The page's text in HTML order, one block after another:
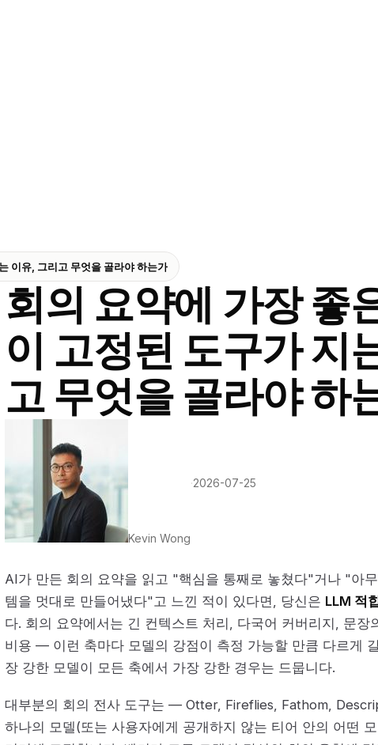
이유, 그리고 무엇을 골라야 하는가
회의 요약에 가장 좋
이 고정된 도구가 지
고 무엇을 골라야 하
Kevin Wong
·2026-07-25
AI가 만든 회의 요약을 읽고 "핵심을 통째로 놓쳤다"거나 "아
템을 멋대로 만들어냈다"고 느낀 적이 있다면, 당신은 LLM 적
다. 회의 요약에서는 긴 컨텍스트 처리, 다국어 커버리지, 문장
비용 — 이런 축마다 모델의 강점이 측정 가능할 만큼 다르게
장 강한 모델이 모든 축에서 가장 강한 경우는 드뭅니다.
대부분의 회의 전사 도구는 — Otter, Fireflies, Fathom,
하나의 모델(또는 사용자에게 공개하지 않는 티어 안의 어떤